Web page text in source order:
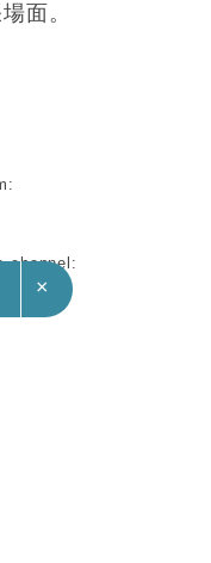
面。
channel:
×